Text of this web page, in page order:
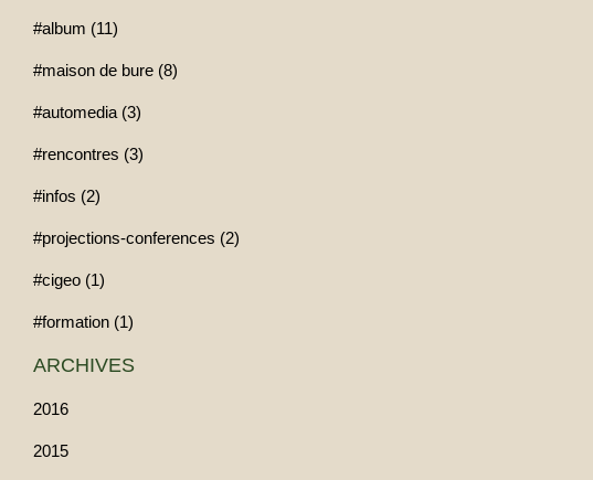
#album (11)
#maison de bure (8)
#automedia (3)
#rencontres (3)
#infos (2)
#projections-conferences (2)
#cigeo (1)
#formation (1)
ARCHIVES
2016
2015